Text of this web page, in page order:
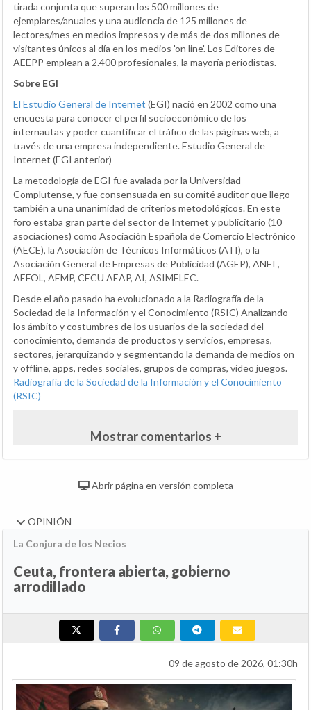
tirada conjunta que superan los 500 millones de
ejemplares/anuales y una audiencia de 125 millones de
lectores/mes en medios impresos y de más de dos millones de
visitantes únicos al día en los medios 'on line'. Los Editores de
AEEPP emplean a 2.400 profesionales, la mayoría periodistas.
Sobre EGI
El Estudio General de Internet (EGI) nació en 2002 como una
encuesta para conocer el perfil socioeconómico de los
internautas y poder cuantificar el tráfico de las páginas web, a
través de una empresa independiente. Estudio General de
Internet (EGI anterior)
La metodología de EGI fue avalada por la Universidad
Complutense, y fue consensuada en su comité auditor que llego
también a una unanimidad de criterios metodológicos. En este
foro estaba gran parte del sector de Internet y publicitario (10
asociaciones) como Asociación Española de Comercio Electrónico
(AECE), la Asociación de Técnicos Informáticos (ATI), o la
Asociación General de Empresas de Publicidad (AGEP), ANEI ,
AEFOL, AEMP, CECU AEAP, AI, ASIMELEC.
Desde el año pasado ha evolucionado a la Radiografía de la
Sociedad de la Información y el Conocimiento (RSIC) Analizando
los ámbito y costumbres de los usuarios de la sociedad del
conocimiento, demanda de productos y servicios, empresas,
sectores, jerarquizando y segmentando la demanda de medios on
y offline, apps, redes sociales, grupos de compras, video juegos.
Radiografía de la Sociedad de la Información y el Conocimiento
(RSIC)
Mostrar comentarios +
Abrir página en versión completa
OPINIÓN
La Conjura de los Necios
Ceuta, frontera abierta, gobierno
arrodillado
09 de agosto de 2026, 01:30h